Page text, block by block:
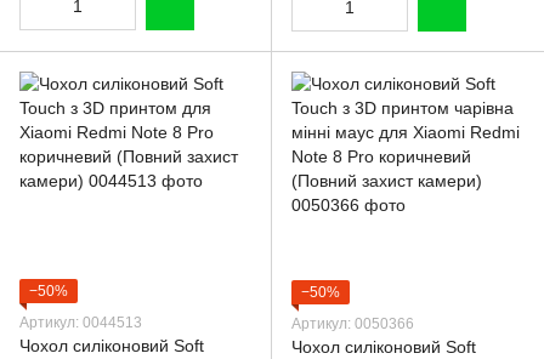
−50%
Артикул: 0044513
Чохол силіконовий Soft
−50%
Артикул: 0050366
Чохол силіконовий Soft